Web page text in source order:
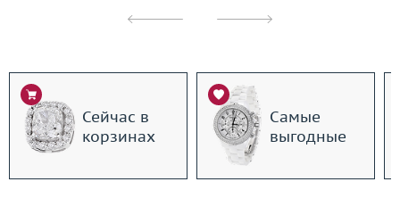
Сейчас в
корзинах
Самые
выгодные